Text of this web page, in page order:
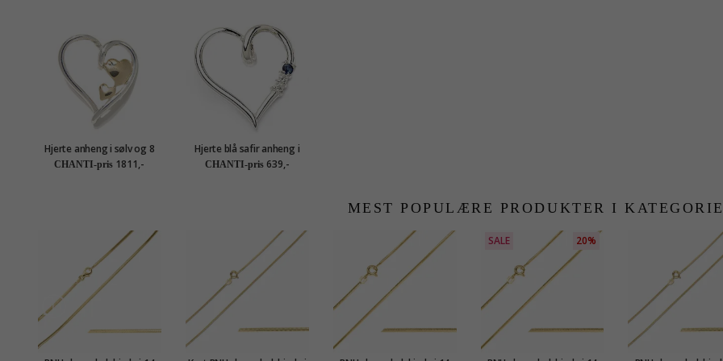
Hjerte anheng i sølv og 8
karat
CHANTI-pris 1811,-
Hjerte blå safir anheng i
sølv
CHANTI-pris 639,-
MEST POPULÆRE PRODUKTER I
SALE 20%